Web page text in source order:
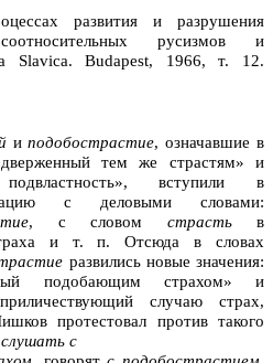
развития и разрушения
русизмов и
Slavica. Budapest, 1966, т. 12.
иподобострастие, означавшие в
тем же страстям» и
вступили в
с деловыми словами:
, с словом страстьв
и т. п. Отсюда в словах
развились новые значения:
подобающим страхом» и
случаю страх,
протестовал против такого
слушать с